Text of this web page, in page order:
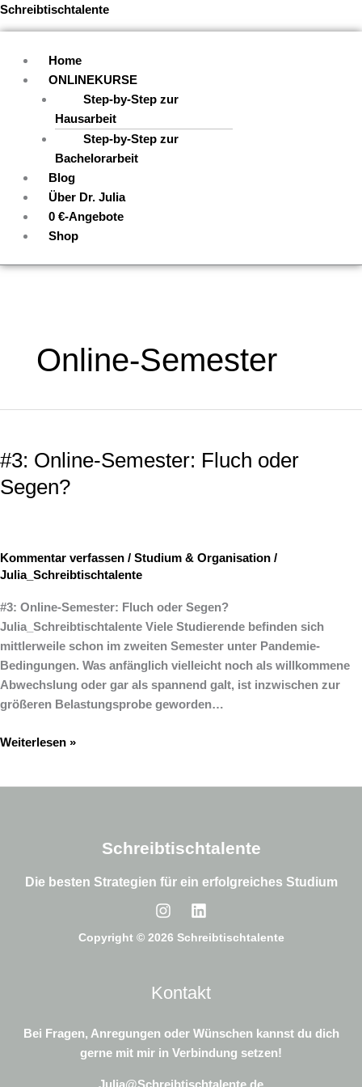
Zum
Inhalt
Schreibtischtalente
Menü
Home
ONLINEKURSE
Step-by-Step zur
Hausarbeit
Step-by-Step zur
Bachelorarbeit
Blog
Über Dr. Julia
0 €-Angebote
Shop
Online-Semester
#3: Online-Semester: Fluch oder
Segen?
Kommentar verfassen / Studium & Organisation /
Julia_Schreibtischtalente
#3: Online-Semester: Fluch oder Segen?
Julia_Schreibtischtalente ­Viele Studierende befinden sich
mittlerweile schon im zweiten Semester unter Pandemie-
Bedingungen. Was anfänglich vielleicht noch als willkommene
Abwechslung oder gar als spannend galt, ist inzwischen zur
größeren Belastungsprobe geworden…
Semester:
Fluch
oder
Weiterlesen »
Schreibtischtalente
Die besten Strategien für ein erfolgreiches Studium
Copyright © 2026 Schreibtischtalente
Kontakt
Bei Fragen, Anregungen oder Wünschen kannst du dich
gerne mit mir in Verbindung setzen!
Julia@Schreibtischtalente.de